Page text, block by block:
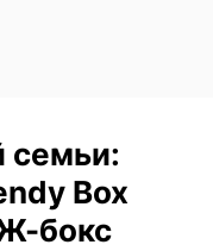
семьи:
Box
бокс